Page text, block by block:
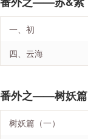
一、初
四、云海
番外之——树妖篇
树妖篇（一）